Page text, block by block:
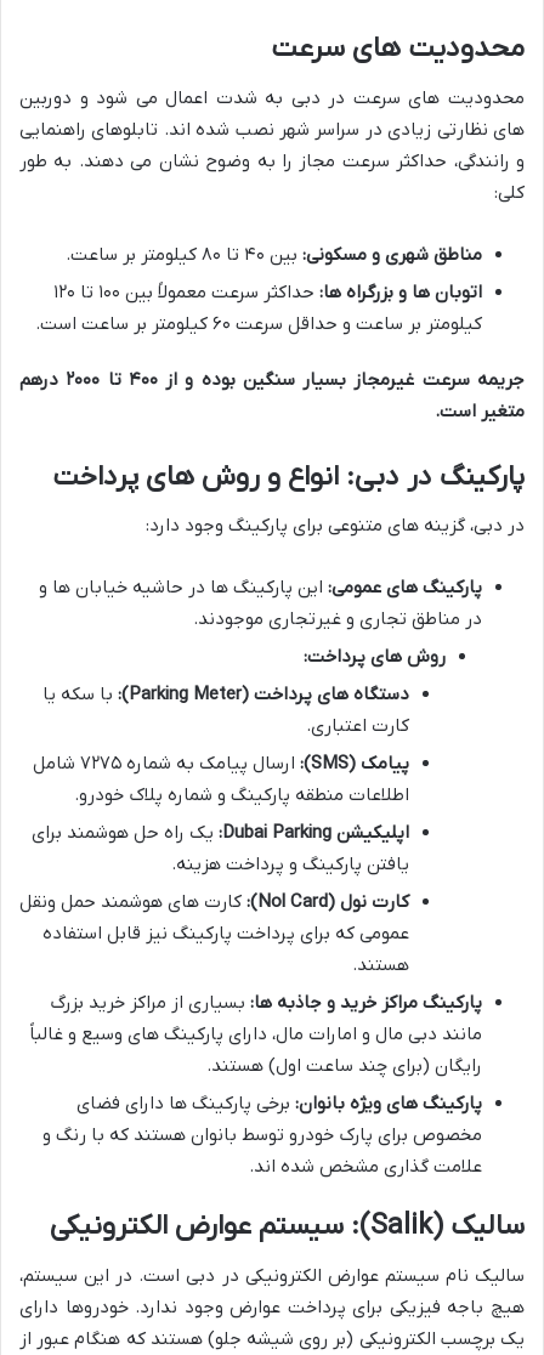
محدودیت های سرعت
محدودیت های سرعت در دبی به شدت اعمال می شود و دوربین
های نظارتی زیادی در سراسر شهر نصب شده اند. تابلوهای راهنمایی
و رانندگی، حداکثر سرعت مجاز را به وضوح نشان می دهند. به طور
کلی:
مناطق شهری و مسکونی: بین ۴۰ تا ۸۰ کیلومتر بر ساعت.
اتوبان ها و بزرگراه ها:
حداکثر سرعت معمولاً بین ۱۰۰ تا ۱۲۰
کیلومتر بر ساعت و حداقل سرعت ۶۰ کیلومتر بر ساعت است.
جریمه سرعت غیرمجاز بسیار سنگین بوده و از ۴۰۰ تا ۲۰۰۰ درهم
متغیر است.
پارکینگ در دبی: انواع و روش های پرداخت
در دبی، گزینه های متنوعی برای پارکینگ وجود دارد:
پارکینگ های عمومی: این پارکینگ ها در حاشیه خیابان ها و
در مناطق تجاری و غیرتجاری موجودند.
روش های پرداخت:
دستگاه های پرداخت (Parking Meter):
با سکه یا
کارت اعتباری.
پیامک (SMS):
ارسال پیامک به شماره ۷۲۷۵ شامل
اطلاعات منطقه پارکینگ و شماره پلاک خودرو.
اپلیکیشن Dubai Parking:
یک راه حل هوشمند برای
یافتن پارکینگ و پرداخت هزینه.
کارت نول (Nol Card):
کارت های هوشمند حمل ونقل
عمومی که برای پرداخت پارکینگ نیز قابل استفاده
هستند.
پارکینگ مراکز خرید و جاذبه ها: بسیاری از مراکز خرید بزرگ
مانند دبی مال و امارات مال، دارای پارکینگ های وسیع و غالباً
رایگان (برای چند ساعت اول) هستند.
پارکینگ های ویژه بانوان: برخی پارکینگ ها دارای فضای
مخصوص برای پارک خودرو توسط بانوان هستند که با رنگ و
علامت گذاری مشخص شده اند.
سالیک (Salik): سیستم عوارض الکترونیکی
سالیک نام سیستم عوارض الکترونیکی در دبی است. در این سیستم،
هیچ باجه فیزیکی برای پرداخت عوارض وجود ندارد. خودروها دارای
یک برچسب الکترونیکی (بر روی شیشه جلو) هستند که هنگام عبور از